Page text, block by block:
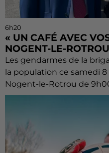
6h20
« UN CAFÉ AVEC
NOGENT-LE-ROTROU
Les gendarmes de la
la population ce samedi
Nogent-le-Rotrou de